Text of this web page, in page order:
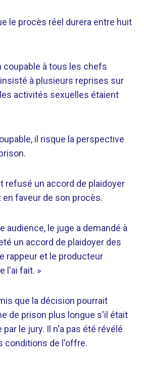
le procès réel durera entre huit
coupable à tous les chefs
à plusieurs reprises sur
activités sexuelles étaient
il risque la perspective
refusé un accord de plaidoyer
faveur de son procès.
audience, le juge a demandé à
un accord de plaidoyer des
rappeur et le producteur
l'ai fait. »
que la décision pourrait
de prison plus longue s'il était
le jury. Il n'a pas été révélé
conditions de l'offre.